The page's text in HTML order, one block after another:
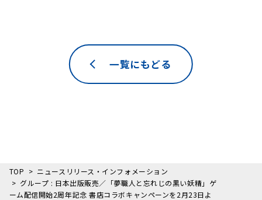
一覧にもどる
TOP
ニュースリリース・インフォメーション
グループ : 日本出版販売／「夢職人と忘れじの黒い妖精」ゲ
ーム配信開始2周年記念 書店コラボキャンペーンを2月23日よ